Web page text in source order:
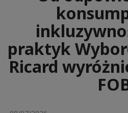
praktyk
Ricard